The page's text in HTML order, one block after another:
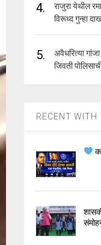
4.
राजुरा येथील
विरूध्द गुन्हा
5.
अवैधरित्या
जिवती
RECENT WITH